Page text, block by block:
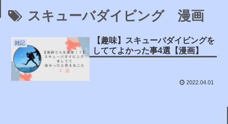
スキューバダイビング 漫画
雑記
【趣味】スキューバダイビングを
しててよかった事4選【漫画】
2022.04.01